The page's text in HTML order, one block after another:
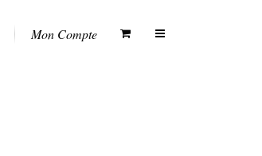
Mon Compte